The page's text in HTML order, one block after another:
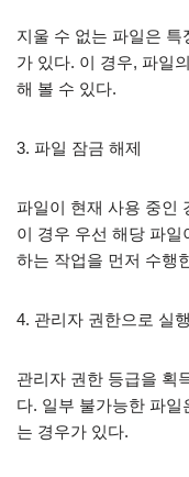
지울 수 없는 파일은
가 있다. 이 경우, 파일
해 볼 수 있다.
3. 파일 잠금 해제
파일이 현재 사용 중인
이 경우 우선 해당 파
하는 작업을 먼저 수행
4. 관리자 권한으로 실행
관리자 권한 등급을 획
다. 일부 불가능한 파
는 경우가 있다.